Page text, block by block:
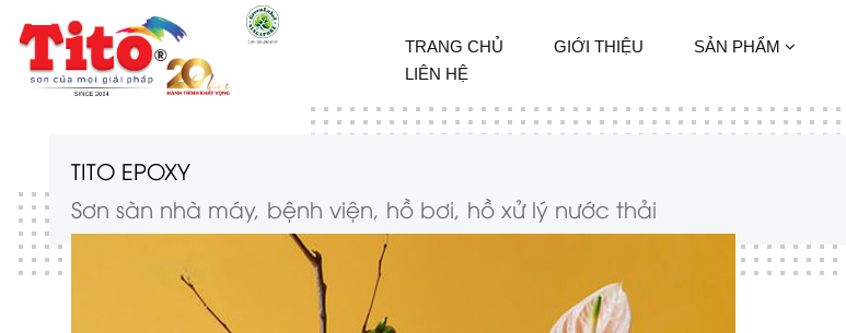
TRANG CHỦ GIỚI THIỆU SẢN PHẨM
LIÊN HỆ
TITO EPOXY
Sơn sàn nhà máy, bệnh viện, hồ bơi, hồ xử lý nước thải